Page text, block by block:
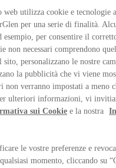
web utilizza cookie e tecnologie
per una serie di finalità.
esempio, per consentire il
non necessari comprendono
sito, personalizzano le nostre
la pubblicità che vi viene
non verranno impostati a meno
ulteriori informazioni, vi
sui Cookie e la nostra
le vostre preferenze e
momento, cliccando su